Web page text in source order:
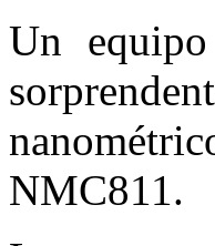
Un
NMC811.